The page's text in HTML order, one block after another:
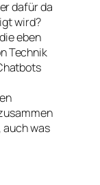
dafür da
wird?
eben
Technik
auch was